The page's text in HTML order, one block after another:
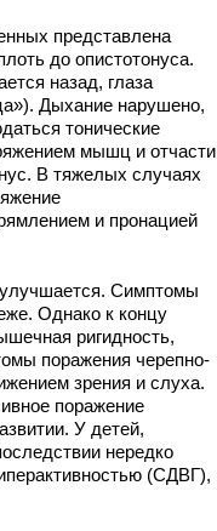
представлена
до опистотонуса.
назад, глаза
Дыхание нарушено,
тонические
мышц и отчасти
В тяжелых случаях
и пронацией
улучшается. Симптомы
Однако к концу
ригидность,
поражения черепно-
зрения и слуха.
поражение
У детей,
нередко
(СДВГ),